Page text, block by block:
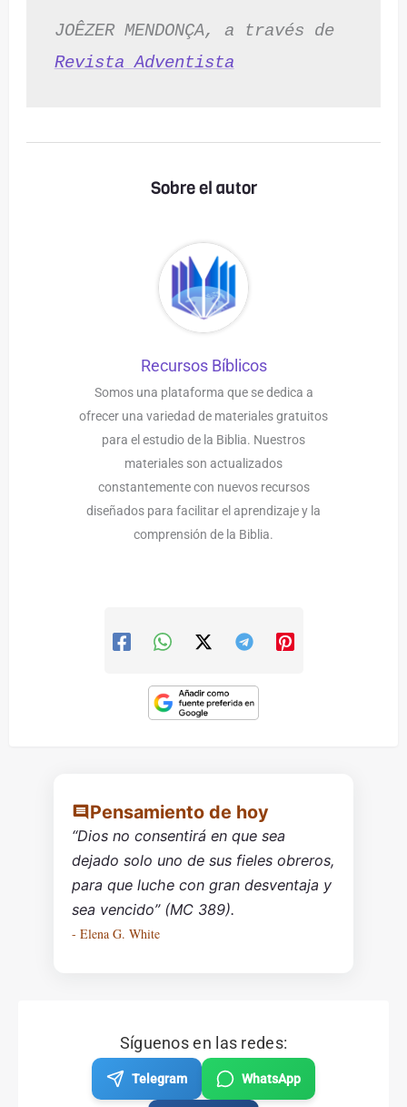
JOÊZER MENDONÇA, a través de
Revista Adventista
Sobre el autor
Recursos Bíblicos
Somos una plataforma que se dedica a
ofrecer una variedad de materiales gratuitos
para el estudio de la Biblia. Nuestros
materiales son actualizados
constantemente con nuevos recursos
diseñados para facilitar el aprendizaje y la
comprensión de la Biblia.
Pensamiento de hoy
“Dios no consentirá en que sea
dejado solo uno de sus fieles obreros,
para que luche con gran desventaja y
sea vencido” (MC 389).
- Elena G. White
Síguenos en las redes:
Telegram WhatsApp